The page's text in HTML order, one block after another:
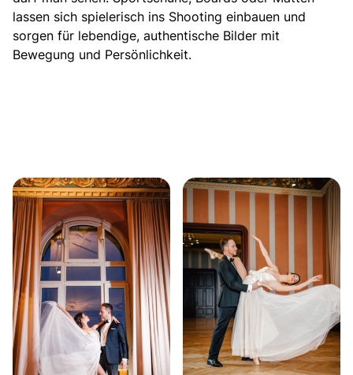
lassen sich spielerisch ins Shooting einbauen und
sorgen für lebendige, authentische Bilder mit
Bewegung und Persönlichkeit.